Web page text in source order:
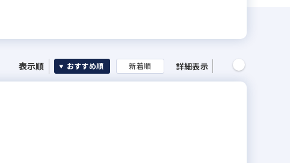
表示順 おすすめ順 新着順 詳細表示